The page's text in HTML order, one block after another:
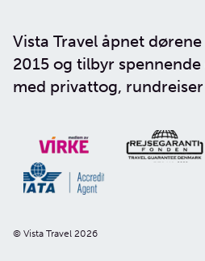
Vista Travel åpnet
2015 og tilbyr
med privattog,
© Vista Travel 2026